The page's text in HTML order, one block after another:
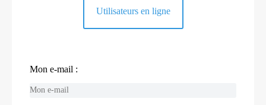
Utilisateurs en ligne
Mon e-mail :